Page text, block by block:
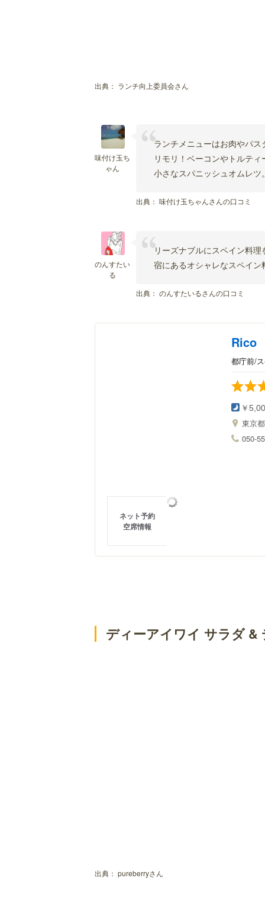
出典： ランチ向上委員会さん
味付け玉ち
ゃん
ランチメニューはお肉やパ
リモリ！ベーコンやトルテ
小さなスパニッシュオムレツ
出典： 味付け玉ちゃんさんの口コミ
のんすたい
る
リーズナブルにスペイン料
宿にあるオシャレなスペイ
出典： のんすたいるさんの口コミ
Rico
都庁前/
￥
東京都
050-
ネット予約
空席情報
ディーアイワイ サラダ &
出典： pureberryさん